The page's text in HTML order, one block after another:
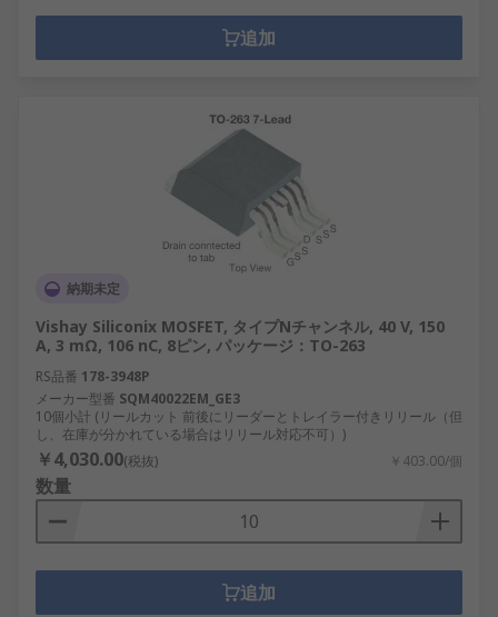
追加
納期未定
Vishay Siliconix MOSFET, タイプNチャンネル, 40 V, 150
A, 3 mΩ, 106 nC, 8ピン, パッケージ：TO-263
RS品番 178-3948P
メーカー型番 SQM40022EM_GE3
10個小計 (リールカット 前後にリーダーとトレイラー付きリリール（但
し、在庫が分かれている場合はリリール対応不可）)
￥4,030.00(税抜) ￥403.00/個
数量
追加